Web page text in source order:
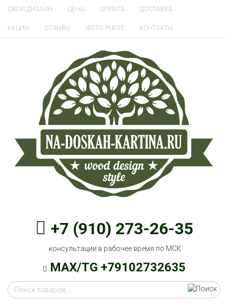
СВОЙ ДИЗАЙН ЦЕНЫ ОПЛАТА ДОСТАВКА
АКЦИИ ОТЗЫВЫ ФОТО РАБОТ КОНТАКТЫ
+7 (910) 273-26-35
консультации в рабочее время по МСК
MAX/TG +79102732635